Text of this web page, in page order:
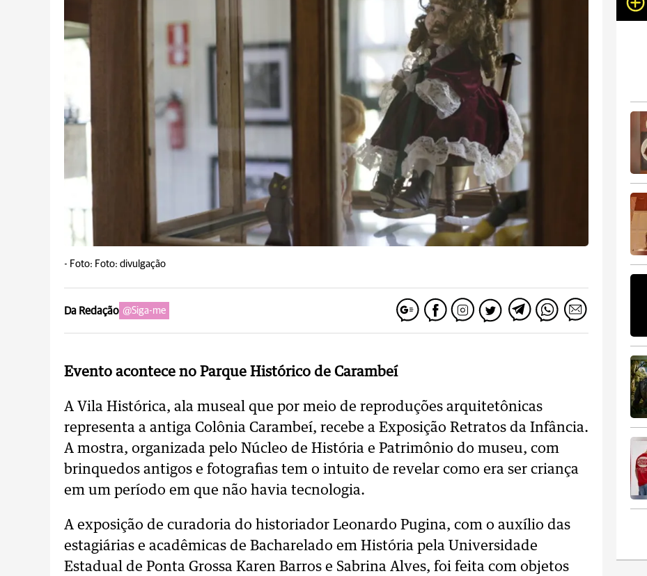
- Foto: Foto: divulgação
Da Redação @Siga-me
Evento acontece no Parque Histórico de Carambeí
A Vila Histórica, ala museal que por meio de reproduções arquitetônicas
representa a antiga Colônia Carambeí, recebe a Exposição Retratos da Infância.
A mostra, organizada pelo Núcleo de História e Patrimônio do museu, com
brinquedos antigos e fotografias tem o intuito de revelar como era ser criança
em um período em que não havia tecnologia.
A exposição de curadoria do historiador Leonardo Pugina, com o auxílio das
estagiárias e acadêmicas de Bacharelado em História pela Universidade
Estadual de Ponta Grossa Karen Barros e Sabrina Alves, foi feita com objetos